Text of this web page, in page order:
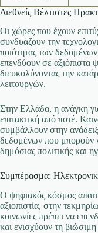
Διεθνείς Βέλτιστες
Οι χώρες που έχουν
συνδυάζουν την
ποιότητας των
επενδύουν σε αξιόπιστα
διευκολύνοντας την
λειτουργών.
Στην Ελλάδα, η ανάγκη
επιτακτική από ποτέ.
συμβάλλουν στην
δεδομένων που μπορούν
δημόσιας πολιτικής και
Συμπέρασμα:
Ο ψηφιακός κόσμος
αξιοπιστία, στην
κοινωνίες πρέπει να
και ενισχύουν τη